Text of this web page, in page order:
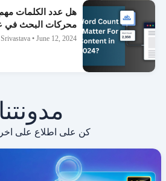
هل عدد الكلمات
محركات البحث في عام
• June 12, 2024
مدونتنا
كن على اطلاع على اخر